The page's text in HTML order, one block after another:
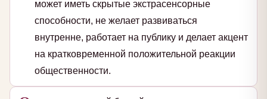
может иметь скрытые экстрасенсорные
способности, не желает развиваться
внутренне, работает на публику и делает акцент
на кратковременной положительной реакции
общественности.